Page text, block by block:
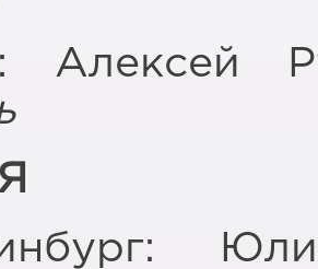
Алексей